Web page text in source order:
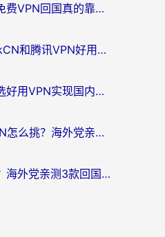
海外党必看：电脑免费VPN回国真的靠谱吗？附实测对比与最优方案指南
海外党必看：ChickCN和腾讯VPN好用吗？3招选对回国加速器，告别地区限制
海外党必看：如何选好用VPN实现国内资源无缝访问？从越南到全球都适用
从法国回国内的VPN怎么挑？海外党亲测：稳定、多端、安全才是关键
斧牛和闪疾哪个好？海外党亲测3款回国加速器，教你选到不踩坑的那一款